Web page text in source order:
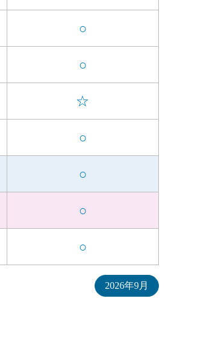
○
○
☆
○
○
○
○
2026年9月